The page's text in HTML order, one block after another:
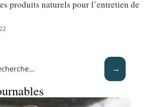
produits naturels pour l’entretien de